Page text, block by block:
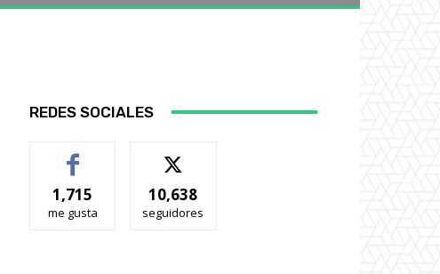
REDES SOCIALES
1,715
me gusta
10,638
seguidores